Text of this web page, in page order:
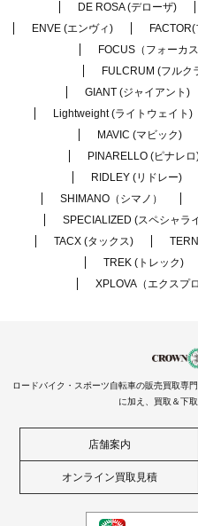
DE ROSA (デローザ)
ENVE (エンヴィ)
FOCUS（フォーカス
FULCRUM (フルク
GIANT (ジャイアント)
Lightweight (ライトウェイト)
MAVIC (マビック)
PINARELLO (ピナレロ
RIDLEY (リドレー)
SHIMANO（シマノ）
SPECIALIZED (スペシャラ
TACX (タックス)
TREK (トレック)
XPLOVA（エクスプ
ロードバイク・スポーツ自転車の販売買取
に加え、買取＆下
店舗案内
オンライン買取見積